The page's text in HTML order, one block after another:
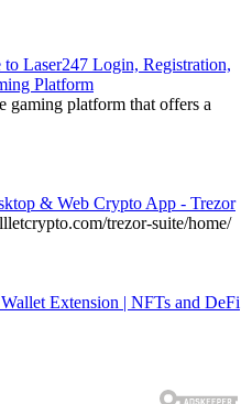
Laser247 Login, Registration,
Platform
gaming platform that offers a
& Web Crypto App - Trezor
trezor-suite/home/
Extension | NFTs and DeFi